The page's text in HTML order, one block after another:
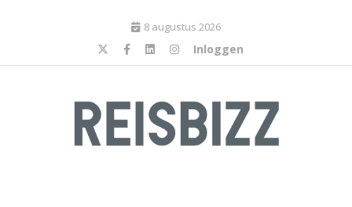
8 augustus 2026
Inloggen